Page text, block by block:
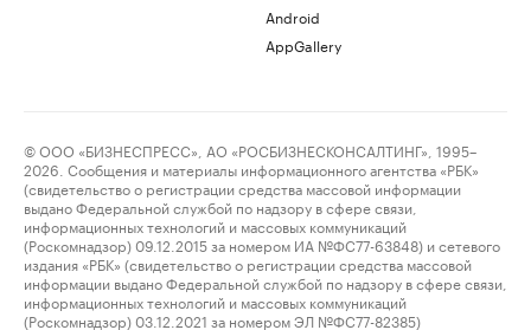
Android
AppGallery
© ООО «БИЗНЕСПРЕСС», АО «РОСБИЗНЕСКОНСАЛТИНГ», 1995–
2026. Сообщения и материалы информационного агентства «РБК»
(свидетельство о регистрации средства массовой информации
выдано Федеральной службой по надзору в сфере связи,
информационных технологий и массовых коммуникаций
(Роскомнадзор) 09.12.2015 за номером ИА №ФС77-63848) и сетевого
издания «РБК» (свидетельство о регистрации средства массовой
информации выдано Федеральной службой по надзору в сфере связи,
информационных технологий и массовых коммуникаций
(Роскомнадзор) 03.12.2021 за номером ЭЛ №ФС77-82385)